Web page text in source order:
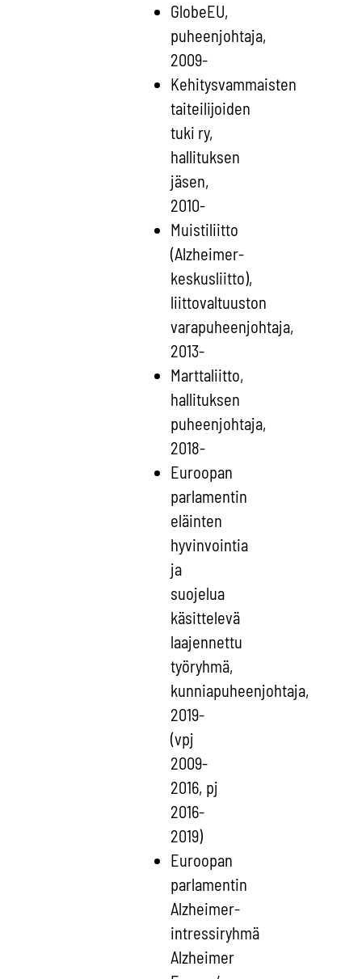
GlobeEU,
puheenjohtaja,
2009-
Kehitysvammaisten
taiteilijoiden
tuki ry,
hallituksen
jäsen,
2010-
Muistiliitto
(Alzheimer-
keskusliitto),
liittovaltuuston
varapuheenjohtaja,
2013-
Marttaliitto,
hallituksen
puheenjohtaja,
2018-
Euroopan
parlamentin
eläinten
hyvinvointia
ja
suojelua
käsittelevä
laajennettu
työryhmä,
kunniapuheenjohtaja,
2019-
(vpj
2009-
2016, pj
2016-
2019)
Euroopan
parlamentin
Alzheimer-
intressiryhmä
Alzheimer